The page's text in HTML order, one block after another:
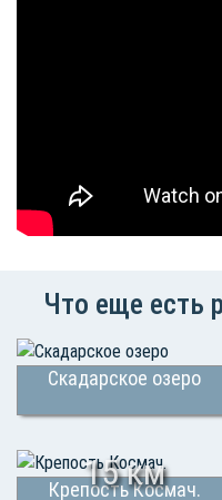
Что еще есть
Скадарское озеро
15 км
Крепость Космач.